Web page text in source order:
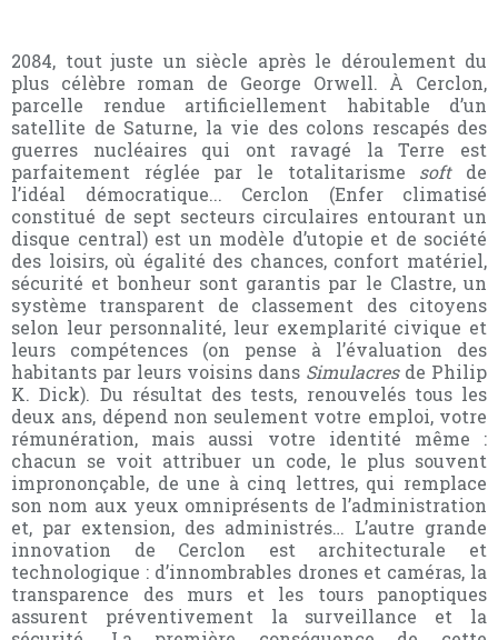
2084, tout juste un siècle après le déroulement du
plus célèbre roman de George Orwell. À Cerclon,
parcelle rendue artificiellement habitable d’un
satellite de Saturne, la vie des colons rescapés des
guerres nucléaires qui ont ravagé la Terre est
parfaitement réglée par le totalitarisme softde
l’idéal démocratique... Cerclon (Enfer climatisé
constitué de sept secteurs circulaires entourant un
disque central) est un modèle d’utopie et de société
des loisirs, où égalité des chances, confort matériel,
sécurité et bonheur sont garantis par le Clastre, un
système transparent de classement des citoyens
selon leur personnalité, leur exemplarité civique et
leurs compétences (on pense à l’évaluation des
habitants par leurs voisins dans Simulacresde Philip
K. Dick). Du résultat des tests, renouvelés tous les
deux ans, dépend non seulement votre emploi, votre
rémunération, mais aussi votre identité même :
chacun se voit attribuer un code, le plus souvent
imprononçable, de une à cinq lettres, qui remplace
son nom aux yeux omniprésents de l’administration
et, par extension, des administrés… L’autre grande
innovation de Cerclon est architecturale et
technologique : d’innombrables drones et caméras, la
transparence des murs et les tours panoptiques
assurent préventivement la surveillance et la